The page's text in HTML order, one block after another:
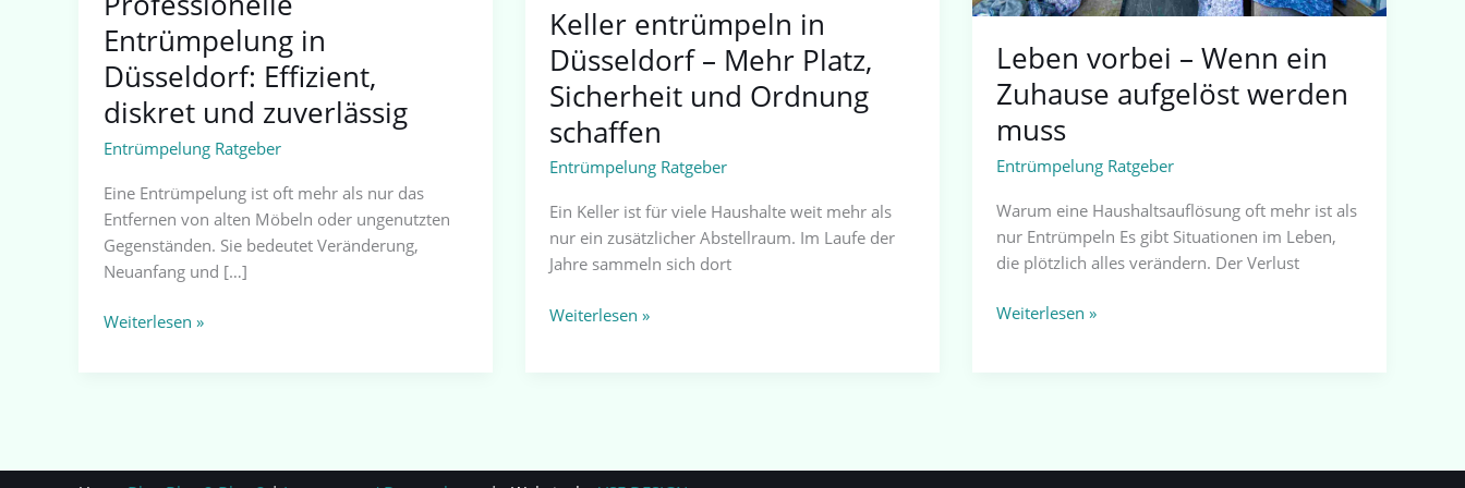
Entrümpelung in
Düsseldorf: Effizient,
diskret und zuverlässig
Entrümpelung Ratgeber
Eine Entrümpelung ist oft mehr als nur das
Entfernen von alten Möbeln oder ungenutzten
Gegenständen. Sie bedeutet Veränderung,
Neuanfang und […]
Weiterlesen »
Keller entrümpeln in
Düsseldorf – Mehr Platz,
Sicherheit und Ordnung
schaffen
Entrümpelung Ratgeber
Ein Keller ist für viele Haushalte weit mehr als
nur ein zusätzlicher Abstellraum. Im Laufe der
Jahre sammeln sich dort
Weiterlesen »
Leben vorbei – Wenn ein
Zuhause aufgelöst werden
muss
Entrümpelung Ratgeber
Warum eine Haushaltsauflösung oft mehr ist als
nur Entrümpeln Es gibt Situationen im Leben,
die plötzlich alles verändern. Der Verlust
Weiterlesen »